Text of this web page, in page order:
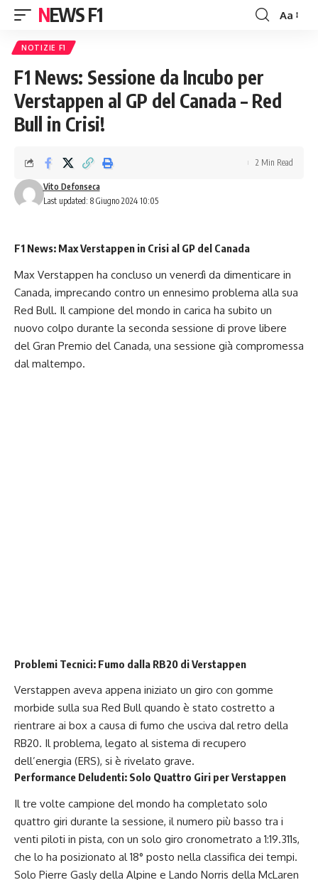
NEWS F1
Font
Aa
NOTIZIE F1
F1 News: Sessione da Incubo per
Verstappen al GP del Canada – Red
Bull in Crisi!
Last updated: 8 Giugno 2024 10:05
Vito Defonseca
2 Min Read
F1 News: Max Verstappen in Crisi al GP del Canada
Max Verstappen ha concluso un venerdì da dimenticare in
Canada, imprecando contro un ennesimo problema alla sua
Red Bull. Il campione del mondo in carica ha subito un
nuovo colpo durante la seconda sessione di prove libere
del Gran Premio del Canada, una sessione già compromessa
dal maltempo.
Problemi Tecnici: Fumo dalla RB20 di Verstappen
Verstappen aveva appena iniziato un giro con gomme
morbide sulla sua Red Bull quando è stato costretto a
rientrare ai box a causa di fumo che usciva dal retro della
RB20. Il problema, legato al sistema di recupero
dell’energia (ERS), si è rivelato grave.
Performance Deludenti: Solo Quattro Giri per Verstappen
Il tre volte campione del mondo ha completato solo
quattro giri durante la sessione, il numero più basso tra i
venti piloti in pista, con un solo giro cronometrato a 1:19.311s,
che lo ha posizionato al 18° posto nella classifica dei tempi.
Solo Pierre Gasly della Alpine e Lando Norris della McLaren